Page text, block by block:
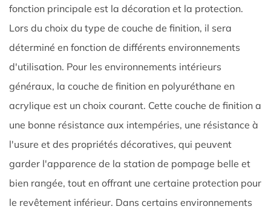
fonction principale est la décoration et la protection.
Lors du choix du type de couche de finition, il sera
déterminé en fonction de différents environnements
d'utilisation. Pour les environnements intérieurs
généraux, la couche de finition en polyuréthane en
acrylique est un choix courant. Cette couche de finition a
une bonne résistance aux intempéries, une résistance à
l'usure et des propriétés décoratives, qui peuvent
garder l'apparence de la station de pompage belle et
bien rangée, tout en offrant une certaine protection pour
le revêtement inférieur. Dans certains environnements